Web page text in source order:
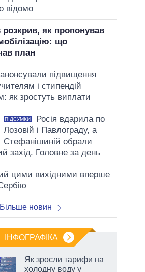
відомо
як пропонував
що
план
анонсували підвищення
і стипендій
як зростуть виплати
ПІДСУМКИ
Росія вдарила по
Лозовій і Павлограду, а
Стефанішиній обрали
захід. Головне за день
цими вихідними вперше
Більше новин
ІНФОГРАФІКА
Як зросли тарифи на
холодну воду у